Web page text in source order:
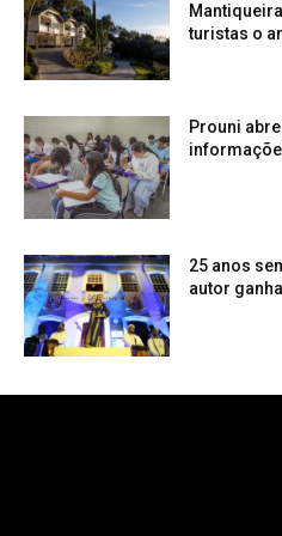
turistas o
Prouni
25 anos
autor